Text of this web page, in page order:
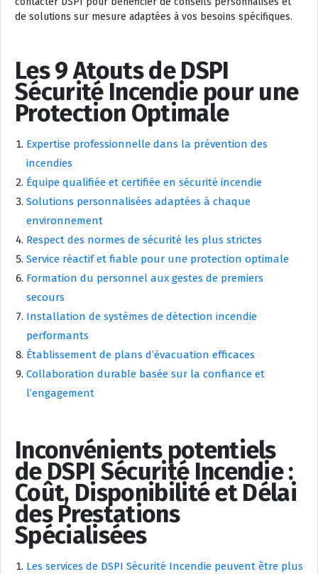
de solutions sur mesure adaptées à vos besoins spécifiques.
Les 9 Atouts de DSPI
Sécurité Incendie pour une
Protection Optimale
Expertise professionnelle dans la prévention des
incendies
Équipe qualifiée et certifiée en sécurité incendie
Solutions personnalisées adaptées à chaque
environnement
Respect des normes de sécurité les plus strictes
Service réactif et fiable pour une protection optimale
Formation du personnel aux gestes de premiers
secours
Installation de systèmes de détection incendie
performants
Établissement de plans d’évacuation efficaces
Collaboration durable basée sur la confiance et
l’engagement
Inconvénients potentiels
de DSPI Sécurité Incendie :
Coût, Disponibilité et Délai
des Prestations
Spécialisées
Les services de DSPI Sécurité Incendie peuvent être plus